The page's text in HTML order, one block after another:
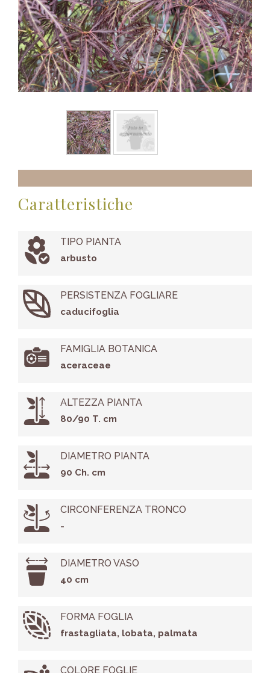
Caratteristiche
TIPO PIANTA
arbusto
PERSISTENZA FOGLIARE
caducifoglia
FAMIGLIA BOTANICA
aceraceae
ALTEZZA PIANTA
80/90 T. cm
DIAMETRO PIANTA
90 Ch. cm
CIRCONFERENZA TRONCO
-
DIAMETRO VASO
40 cm
FORMA FOGLIA
frastagliata, lobata, palmata
COLORE FOGLIE